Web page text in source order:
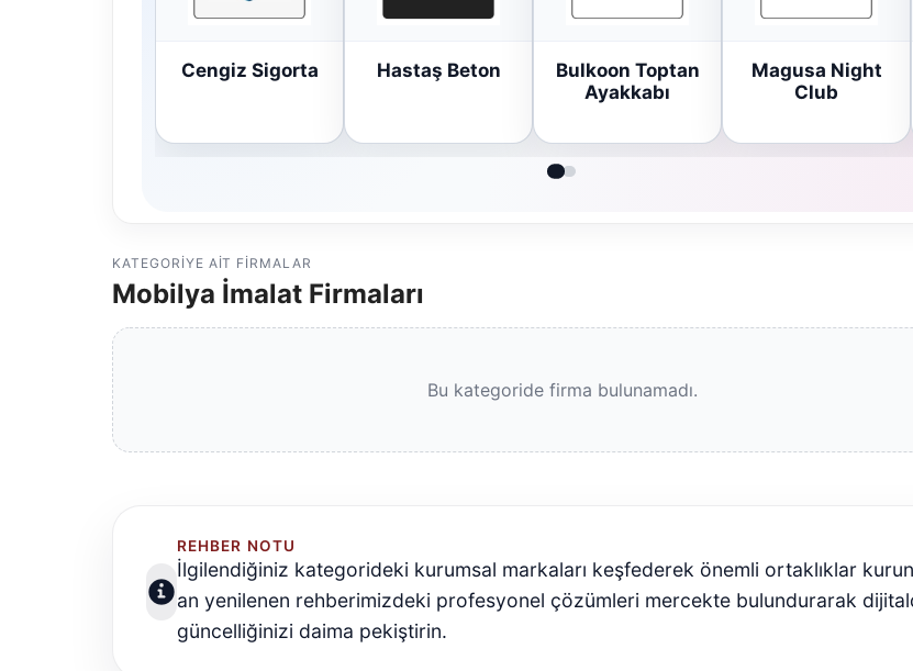
Cengiz Sigorta Hastaş Beton
Bulkoon Toptan
Ayakkabı
Magusa Night
Club
KATEGORIYE AIT FIRMALAR
Mobilya İmalat Firmaları
Bu kategoride firma bulunamadı.
REHBER NOTU
İlgilendiğiniz kategorideki kurumsal markaları keşfederek önemli ortaklıklar
an yenilenen rehberimizdeki profesyonel çözümleri mercekte bulundurarak
güncelliğinizi daima pekiştirin.